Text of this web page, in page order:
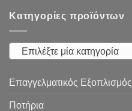
Κατηγορίες προϊόντων
Επιλέξτε μία κατηγορία
Επαγγελματικός Εξοπλισμός
Ποτήρια